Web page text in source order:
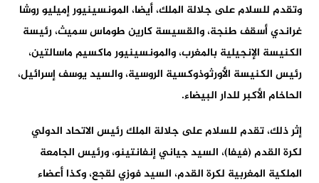
وتقدم للسلام على جلالة الملك، أيضا، المونسينيور إميليو روشا
غراندي أسقف طنجة، والقسيسة كارين طوماس سميث، رئيسة
الكنيسة الإنجيلية بالمغرب، والمونسينيور ماكسيم ماسالتين،
رئيس الكنيسة الأورثوذوكسية الروسية، والسيد يوسف إسرائيل،
الحاخام الأكبر للدار البيضاء.
إثر ذلك، تقدم للسلام على جلالة الملك رئيس الاتحاد الدولي
لكرة القدم (فيفا)، السيد جياني إنفانتينو، ورئيس الجامعة
الملكية المغربية لكرة القدم، السيد فوزي لقجع، وكذا أعضاء